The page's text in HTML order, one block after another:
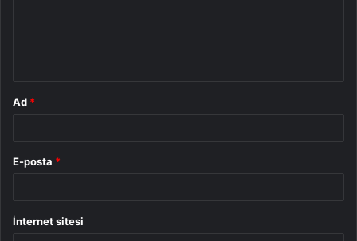
Ad *
E-posta *
İnternet sitesi